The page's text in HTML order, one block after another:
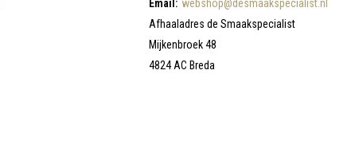
Email: webshop@desmaakspecialist.nl
Afhaaladres de Smaakspecialist
Mijkenbroek 48
4824 AC Breda